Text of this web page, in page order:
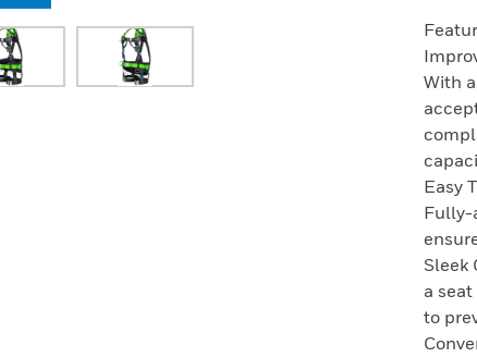
With
Easy
Fully-
Sleek
a
to